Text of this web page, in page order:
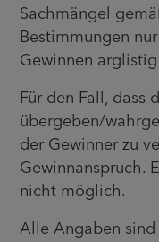
Sachmängel
Bestimmungen
Gewinnen
Für den Fall, dass
übergeben/
der Gewinner zu
Gewinnanspruch.
nicht möglich.
Alle Angaben sind